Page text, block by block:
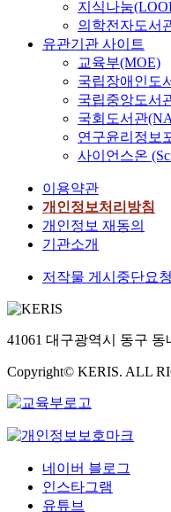
지식나눔
의학전자도서
유관기관 사이트
교육부(MOE)
국립장애인도
국립중앙도서
국회도서관
연구윤리정보
사이언스온
이용약관
개인정보처리방침
개인정보 재동의
기관소개
저작물 게시중단요청
41061 대구광역시 동구 동
Copyright© KERIS. ALL
네이버 블로그
인스타그램
유튜브